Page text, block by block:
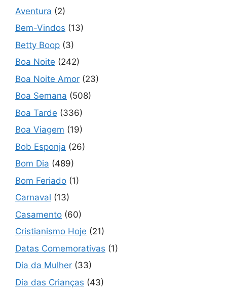
Aventura (2)
Bem-Vindos (13)
Betty Boop (3)
Boa Noite (242)
Boa Noite Amor (23)
Boa Semana (508)
Boa Tarde (336)
Boa Viagem (19)
Bob Esponja (26)
Bom Dia (489)
Bom Feriado (1)
Carnaval (13)
Casamento (60)
Cristianismo Hoje (21)
Datas Comemorativas (1)
Dia da Mulher (33)
Dia das Crianças (43)